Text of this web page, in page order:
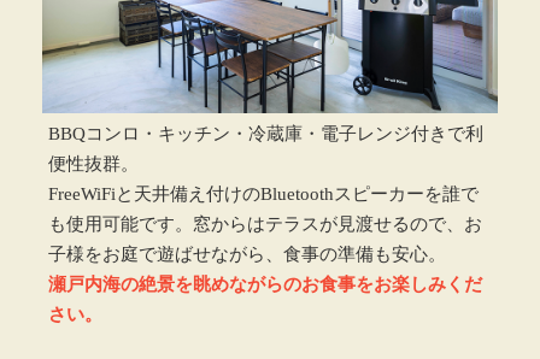
BBQコンロ・キッチン・冷蔵庫・電子レンジ付きで利
便性抜群。
FreeWiFiと天井備え付けのBluetoothスピーカーを誰で
も使用可能です。窓からはテラスが見渡せるので、お
子様をお庭で遊ばせながら、食事の準備も安心。
瀬戸内海の絶景を眺めながらのお食事をお楽しみくだ
さい。